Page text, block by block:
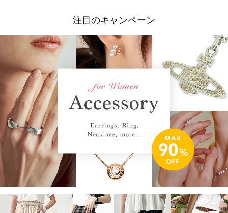
注目のキャンペーン